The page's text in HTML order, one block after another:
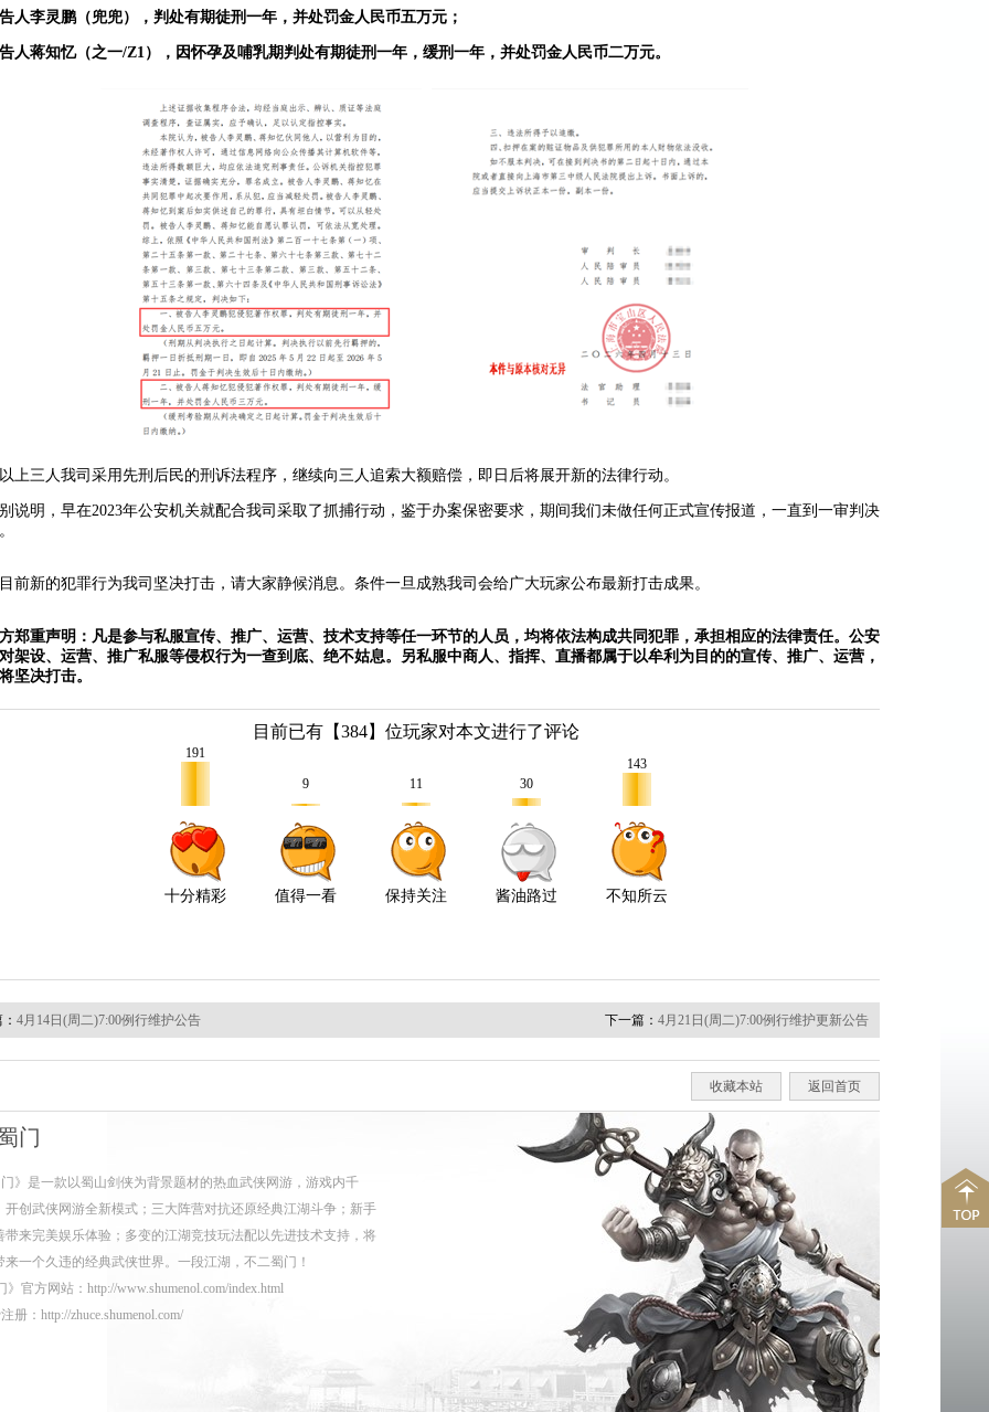
人李灵鹏（兜兜） ，判处有期徒刑一年，并处罚金人民币五万元；
人蒋知忆（之一/Z1）， 因怀孕及哺乳期 判处有期徒刑一年，缓刑一年，并处罚金人民币二万元。
上三人我司采用先刑后民的刑诉法程序，继续向三人追索大额赔偿，即日后将展开新的法律行动。
说明，早在2023年公安机关就配合我司采取了抓捕行动，鉴于办案保密要求，期间我们未做任何正式宣传报道，一直到一审判决
前新的犯罪行为我司坚决打击，请大家静候消息。条件一旦成熟我司会给广大玩家公布最新打击成果。
郑重声明：凡是参与私服宣传、推广、运营、技术支持等任一环节的人员，均将依法构成共同犯罪，承担相应的法律责任。 公安
对架设、运营、推广私服等侵权行为一查到底、绝不姑息。
另私服中商人、指挥、直播都属于以牟利为目的的宣传、推广、运营 ，
坚决打击。
4月14日(周二)7:00例行维护公告 下一篇： 4月21日(周二)7:00例行维护更新公告
返回首页
收藏本站
门
》是一款以蜀山剑侠为背景题材的热血武侠网游，游戏内千
开创武侠网游全新模式；三大阵营对抗还原经典江湖斗争；新手
带来完美娱乐体验；多变的江湖竞技玩法配以先进技术支持，将
来一个久违的经典武侠世界。一段江湖，不二蜀门！
》官方网站： http://www.shumenol.com/index.html
册： http://zhuce.shumenol.com/